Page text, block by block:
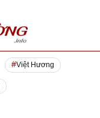
Việt Hương